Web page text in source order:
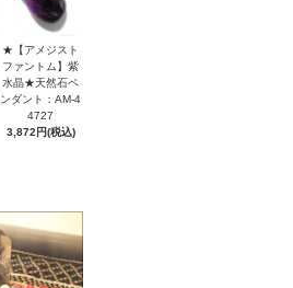
★【アメジスト
ファントム】紫
水晶★天然石ペ
ンダント：AM-4
4727
3,872円(税込)